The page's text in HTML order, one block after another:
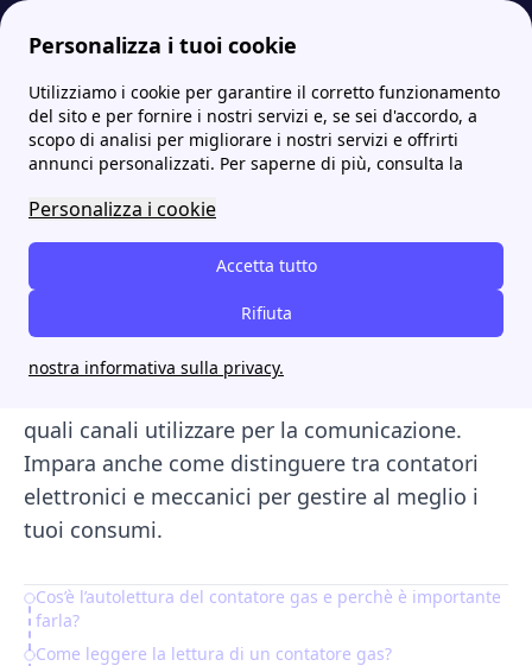
Personalizza i tuoi cookie
Utilizziamo i cookie per garantire il corretto funzionamento
del sito e per fornire i nostri servizi e, se sei d'accordo, a
scopo di analisi per migliorare i nostri servizi e offrirti
annunci personalizzati. Per saperne di più, consulta la
Personalizza i cookie
Accetta tutto
Rifiuta
nostra informativa sulla privacy.
Energia-Luce.it Guida alle pratiche del mondo dell'energia Autolettura Contatore Gas: la Guida Completa
Autolettura Contatore
Gas: la Guida Completa
L’autolettura del contatore gas è fondamentale
per ricevere bollette basate sui consumi reali,
evitando stime e conguagli. Questa guida
spiega come effettuare correttamente
quali canali utilizzare per la comunicazione.
Impara anche come distinguere tra contatori
elettronici e meccanici per gestire al meglio i
tuoi consumi.
Table of Contents
Cos’è l’autolettura del contatore gas e perchè è importante
farla?
Come leggere la lettura di un contatore gas?